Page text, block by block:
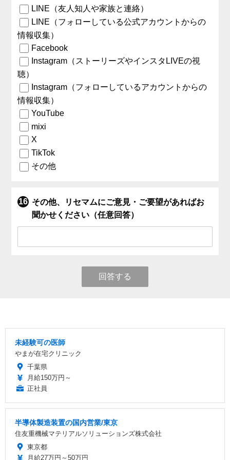
LINE（友人知人や家族と連絡）
LINE（フォローしている公式アカウントからの
情報収集）
Facebook
Instagram（ストーリーズやインスタLIVEの視
聴）
Instagram（フォローしているアカウントからの
情報収集）
YouTube
mixi
X
TikTok
その他
その他、リセマムにご意見・ご要望があればお
聞かせください（任意回答）
回答する
未経験可の医師
やまが在宅クリニック
千葉県
月給150万円～
正社員
半導体製造装置の国内営業/東京
住友重機械マテリアルソリューションズ株式会社
東京都
月給27万円～50万円